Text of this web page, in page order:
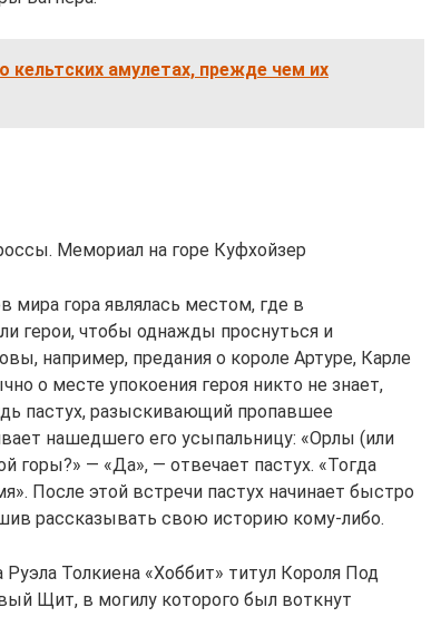
кельтских амулетах, прежде чем их
Мемориал на горе Куфхойзер
мира гора являлась местом, где в
герои, чтобы однажды проснуться и
например, предания о короле Артуре, Карле
о месте упокоения героя никто не знает,
пастух, разыскивающий пропавшее
нашедшего его усыпальницу: «Орлы (или
— «Да», — отвечает пастух. «Тогда
После этой встречи пастух начинает быстро
рассказывать свою историю кому-либо.
Толкиена «Хоббит» титул Короля Под
Щит, в могилу которого был воткнут